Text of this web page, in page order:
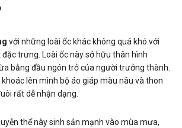
với những loài ốc khác không quá khó với
trưng. Loài ốc này sở hữu thân hình
bằng đầu ngón trỏ của người trưởng thành.
lên mình bộ áo giáp màu nâu và thon
rất dễ nhận dạng.
thể này sinh sản mạnh vào mùa mưa,